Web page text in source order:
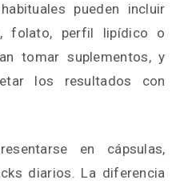
pueden incluir
folato, perfil lipídico o
tomar suplementos, y
los resultados con
en cápsulas,
diarios. La diferencia